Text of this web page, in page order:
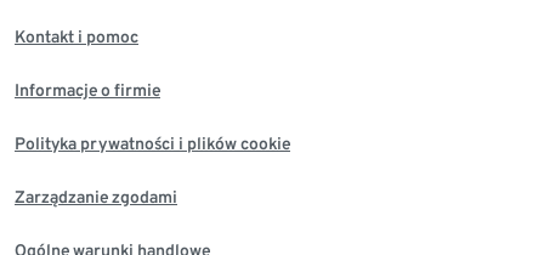
Kontakt i pomoc
Informacje o firmie
Polityka prywatności i plików cookie
Zarządzanie zgodami
Ogólne warunki handlowe